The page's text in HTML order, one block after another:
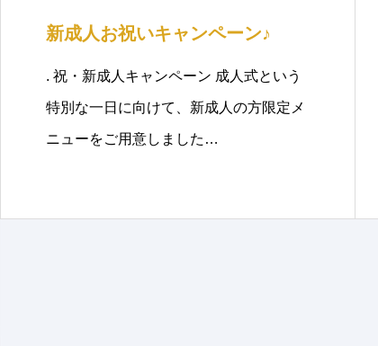
新成人お祝いキャンペーン♪
. 祝・新成人キャンペーン 成人式という
特別な一日に向けて、新成人の方限定メ
ニューをご用意しました…